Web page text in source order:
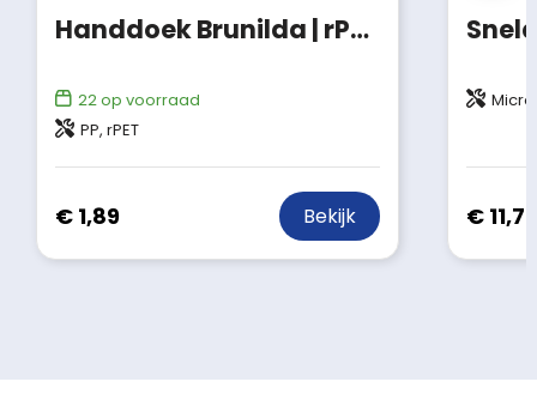
Handdoek Brunilda | rPET | 79x30 cm
22op voorraad
PP, rPET
€ 1,89 Bekijk € 11,73